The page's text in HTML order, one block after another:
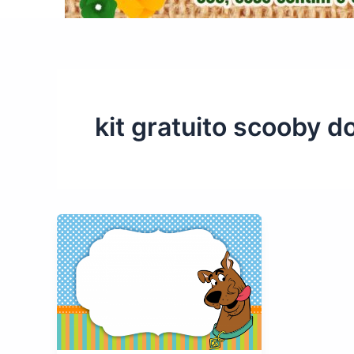
kit gratuito scooby